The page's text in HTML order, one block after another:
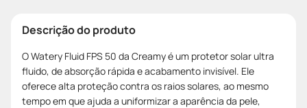
Descrição do produto
O Watery Fluid FPS 50 da Creamy é um protetor solar ultra
fluido, de absorção rápida e acabamento invisível. Ele
oferece alta proteção contra os raios solares, ao mesmo
tempo em que ajuda a uniformizar a aparência da pele,